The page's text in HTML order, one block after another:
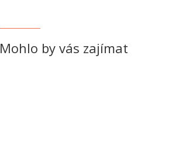
Mohlo by vás zajímat